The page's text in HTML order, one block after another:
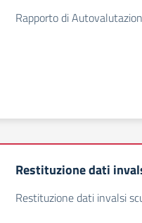
Rapporto di
Restituzione dati
Restituzione dati invalsi